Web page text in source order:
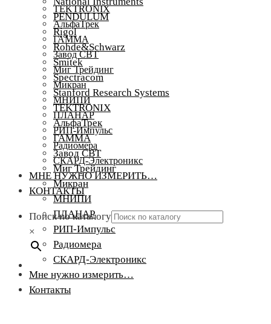
TEKTRONIX
АльфаТрек
ГАММА
Завод СВТ
Миг Трейдинг
Микран
МНИПИ
ПЛАНАР
РИП-Импульс
Радиомера
СКАРД-Электроникс
МНЕ НУЖНО ИЗМЕРИТЬ…
КОНТАКТЫ
Поиск по каталогу
×
PENDULUM
Rigol
Rohde&Schwarz
Smitek
Spectracom
Stanford Research Systems
TEKTRONIX
АльфаТрек
ГАММА
Завод СВТ
Миг Трейдинг
Микран
МНИПИ
ПЛАНАР
РИП-Импульс
Радиомера
СКАРД-Электроникс
Мне нужно измерить…
Контакты